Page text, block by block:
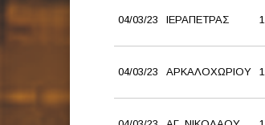
04/03/23 ΙΕΡΑΠΕΤΡΑΣ
04/03/23 ΑΡΚΑΛΟΧΩΡΙΟΥ